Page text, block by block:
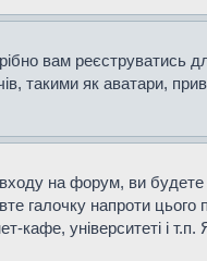
вам реєструватись
такими як аватари,
на форум, ви будете
галочку напроти
університеті і